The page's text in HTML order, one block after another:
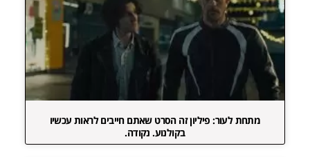
מתחת לעור: פיליון זה הסרט שאתם חייבים לראות עכשיו
בקולנוע. נקודה.